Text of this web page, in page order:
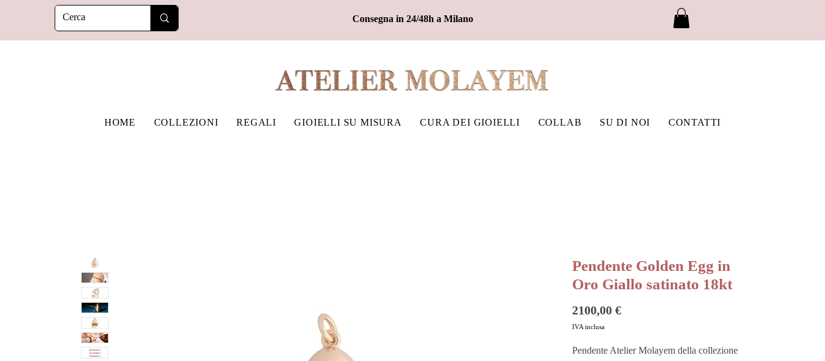
Consegna in 24/48h a Milano
HOME COLLEZIONI REGALI GIOIELLI SU MISURA CURA DEI GIOIELLI COLLAB SU DI NOI CONTATTI
Pendente Golden Egg in
Oro Giallo satinato 18kt
2100,00 €Prezzo
IVA inclusa
Pendente Atelier Molayem della collezione